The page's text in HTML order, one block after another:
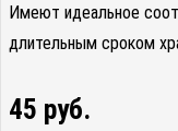
Имеют идеальное
длительным сроком
45 руб.